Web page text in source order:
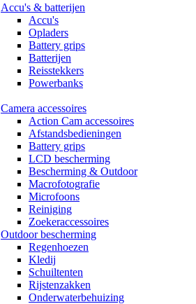
Accu's & batterijen
Accu's
Opladers
Battery grips
Batterijen
Reisstekkers
Powerbanks
Camera accessoires
Action Cam accessoires
Afstandsbedieningen
Battery grips
LCD bescherming
Bescherming & Outdoor
Macrofotografie
Microfoons
Reiniging
Zoekeraccessoires
Outdoor bescherming
Regenhoezen
Kledij
Schuiltenten
Rijstenzakken
Onderwaterbehuizing